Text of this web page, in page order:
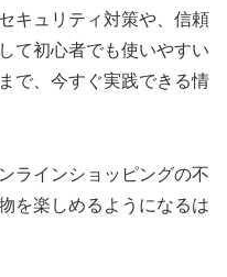
キュリティ対策や、信頼
て初心者でも使いやすい
で、今すぐ実践できる情
ラインショッピングの不
を楽しめるようになるは